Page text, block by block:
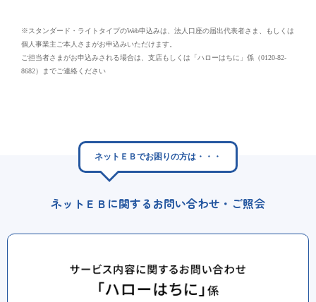
※スタンダード・ライトタイプのWeb申込みは、法人口座の届出代表者さま、もしくは
個人事業主ご本人さまがお申込みいただけます。
ご担当者さまがお申込みされる場合は、支店もしくは「ハローはちに」係（0120-82-
8682）までご連絡ください
ネットＥＢでお困りの方は・・・
ネットＥＢに関するお問い合わせ・ご照会